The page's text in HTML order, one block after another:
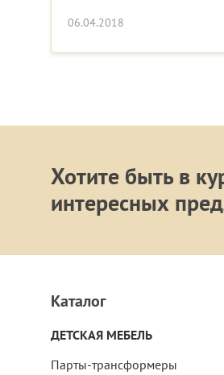
06.04.2018
Хотите быть в
интересных
Каталог
ДЕТСКАЯ МЕБЕЛЬ
Парты-трансформеры